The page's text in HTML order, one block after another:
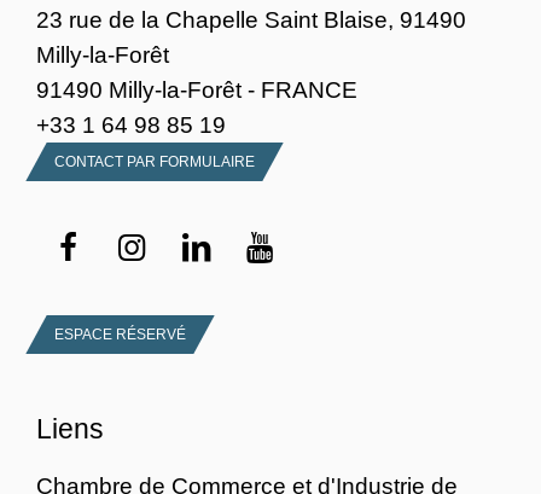
23 rue de la Chapelle Saint Blaise, 91490
Milly-la-Forêt
91490 Milly-la-Forêt - FRANCE
+33 1 64 98 85 19
CONTACT PAR FORMULAIRE
ESPACE RÉSERVÉ
Liens
Chambre de Commerce et d'Industrie de